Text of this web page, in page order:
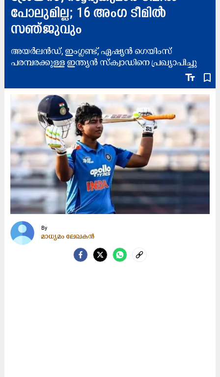
പോലുമില്ല; 16 അംഗ ടീമിൽ
സഞ്ജുവും
text_fields bookmark_border
അയർലൻഡ്, ഇംഗ്ലണ്ട്, ഏഷ്യൻ ഗെയിംസ്
പരമ്പരക്കുള്ള ഇന്ത്യൻ സ്ക്വാഡിനെ പ്രഖ്യാപിച്ചു
By
മാധ്യമം ലേഖകൻ